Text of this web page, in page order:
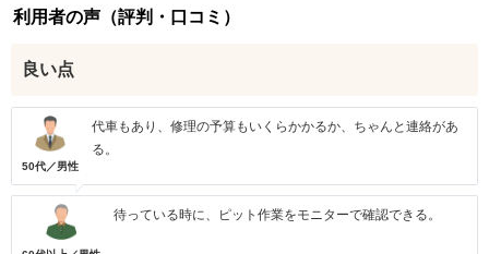
利用者の声（評判・口コミ）
良い点
50代／男性
代車もあり、修理の予算もいくらかかるか、ちゃんと連絡があ
る。
待っている時に、ピット作業をモニターで確認できる。